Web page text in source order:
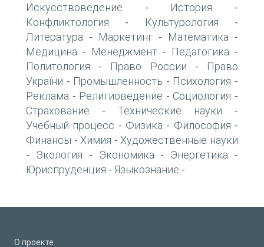
Искусствоведение - История -
Конфликтология - Культурология -
Литература - Маркетинг - Математика -
Медицина - Менеджмент - Педагогика -
Политология - Право России -
Право
України - Промышленность - Психология -
Реклама - Религиоведение - Социология -
Страхование - Технические науки -
Учебный процесс - Физика - Философия -
Финансы - Химия - Художественные науки
- Экология - Экономика - Энергетика -
Юриспруденция - Языкознание -
О проекте